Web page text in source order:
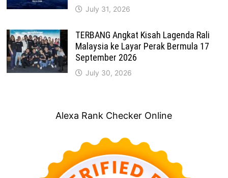
July 31, 2026
TERBANG Angkat Kisah Lagenda Rali
Malaysia ke Layar Perak Bermula 17
September 2026
July 30, 2026
Alexa Rank Checker Online